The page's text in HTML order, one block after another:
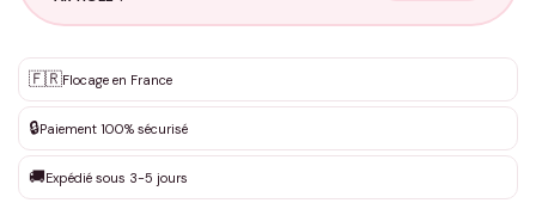
✨ Personnalisation sur mesure
DEVIS GRATUIT · Personnalisation de 3 à 10€ selon la demande
Que souhaitez-vous ?*
🇫🇷Flocage en France
🔒Paiement 100% sécurisé
🚚Expédié sous 3-5 jours